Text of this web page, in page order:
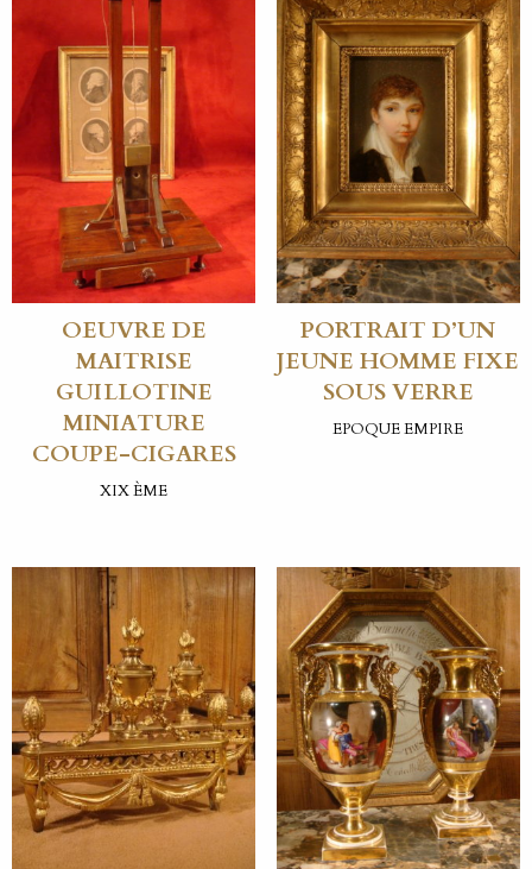
OEUVRE DE
MAITRISE
GUILLOTINE
MINIATURE
COUPE-CIGARES
XIX ÈME
PORTRAIT D’UN
JEUNE HOMME FIXE
SOUS VERRE
EPOQUE EMPIRE